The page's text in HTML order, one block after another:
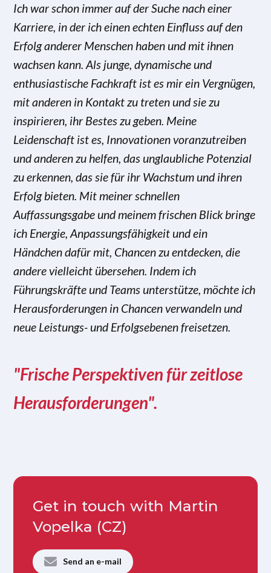
Ich war schon immer auf der Suche nach einer
Karriere, in der ich einen echten Einfluss auf den
Erfolg anderer Menschen haben und mit ihnen
wachsen kann. Als junge, dynamische und
enthusiastische Fachkraft ist es mir ein Vergnügen,
mit anderen in Kontakt zu treten und sie zu
inspirieren, ihr Bestes zu geben. Meine
Leidenschaft ist es, Innovationen voranzutreiben
und anderen zu helfen, das unglaubliche Potenzial
zu erkennen, das sie für ihr Wachstum und ihren
Erfolg bieten. Mit meiner schnellen
Auffassungsgabe und meinem frischen Blick bringe
ich Energie, Anpassungsfähigkeit und ein
Händchen dafür mit, Chancen zu entdecken, die
andere vielleicht übersehen. Indem ich
Führungskräfte und Teams unterstütze, möchte ich
Herausforderungen in Chancen verwandeln und
neue Leistungs- und Erfolgsebenen freisetzen.
"Frische Perspektiven für zeitlose
Herausforderungen".
Get in touch with Martin
Vopelka (CZ)
Send an e-mail